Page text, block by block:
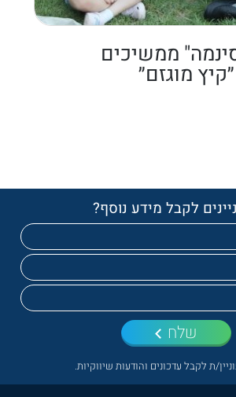
ממשיכים
מוגזם״
לקבל מידע נוסף?
ת לקבל עדכונים והודעות שיווקיות.
שלח